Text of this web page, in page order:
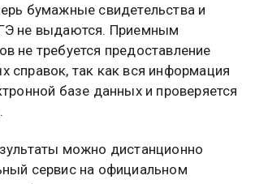
бумажные свидетельства и
не выдаются. Приемным
не требуется предоставление
справок, так как вся информация
базе данных и проверяется
можно дистанционно
сервис на официальном